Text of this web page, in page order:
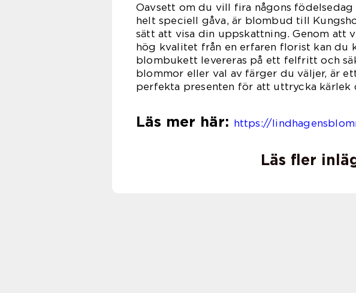
Oavsett om du vill fira någons födelsedag
helt speciell gåva, är blombud till
sätt att visa din uppskattning. Genom att
hög kvalitet från en erfaren florist kan du
blombukett levereras på ett felfritt och
blommor eller val av färger du väljer, är
perfekta presenten för att uttrycka kärlek
Läs mer här: https://
Läs fler